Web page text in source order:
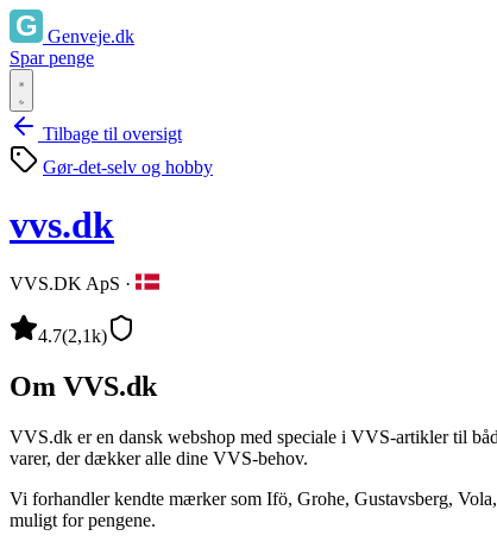
Genveje.dk
Spar penge
Tilbage til oversigt
Gør-det-selv og hobby
vvs.dk
VVS.DK ApS ·
4.7(2,1k)
Om VVS.dk
VVS.dk er en dansk webshop med speciale i VVS-artikler til
varer, der dækker alle dine VVS-behov.
Vi forhandler kendte mærker som Ifö, Grohe, Gustavsberg,
muligt for pengene.